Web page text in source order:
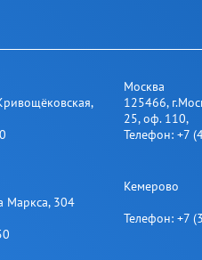
Москва
125466,
25​, оф. 110,
Телефон: +7
Маркса, 304
Кемерово
Телефон: +7